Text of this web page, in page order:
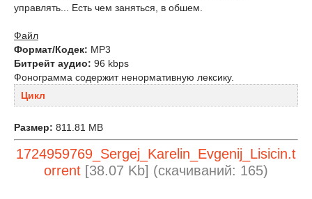
управлять... Есть чем заняться, в обшем.
Файл
Формат/Кодек: МР3
Битрейт аудио: 96 kbps
Фонограмма содержит ненормативную лексику.
Цикл
Размер: 811.81 MB
1724959769_Sergej_Karelin_Evgenij_Lisicin.t
orrent [38.07 Kb] (cкачиваний: 165)